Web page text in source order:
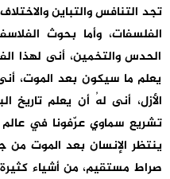
تجد التنافس والتباين
الفلسفات، وأما بحوث
الحدس والتخمين، أنى لهذا
يعلم ما سيكون بعد الموت،
الأزل، أنى لهُ أن يعلم تاريخ
تشريع سماوي عرّفونا في عالم
ينتظر الإنسان بعد الموت من
صراط مستقيم، من أشياء كثيرة،